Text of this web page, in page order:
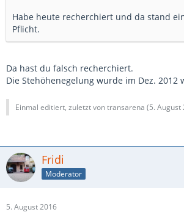
Habe heute recherchiert und da stand
Pflicht.
Da hast du falsch recherchiert.
Die Stehöhenegelung wurde im Dez. 2012
Einmal editiert, zuletzt von transarena (5. August
Fridi
Moderator
5. August 2016